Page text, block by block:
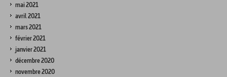
mai 2021
avril 2021
mars 2021
février 2021
janvier 2021
décembre 2020
novembre 2020